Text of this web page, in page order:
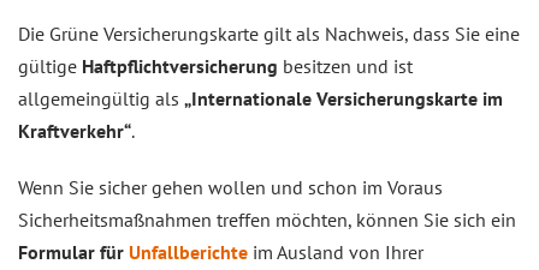
Die Grüne Versicherungskarte gilt als Nachweis, dass Sie eine
gültige Haftpflichtversicherung besitzen und ist
allgemeingültig als „Internationale Versicherungskarte im
Kraftverkehr“.
Wenn Sie sicher gehen wollen und schon im Voraus
Sicherheitsmaßnahmen treffen möchten, können Sie sich ein
Formular für Unfallberichte im Ausland von Ihrer